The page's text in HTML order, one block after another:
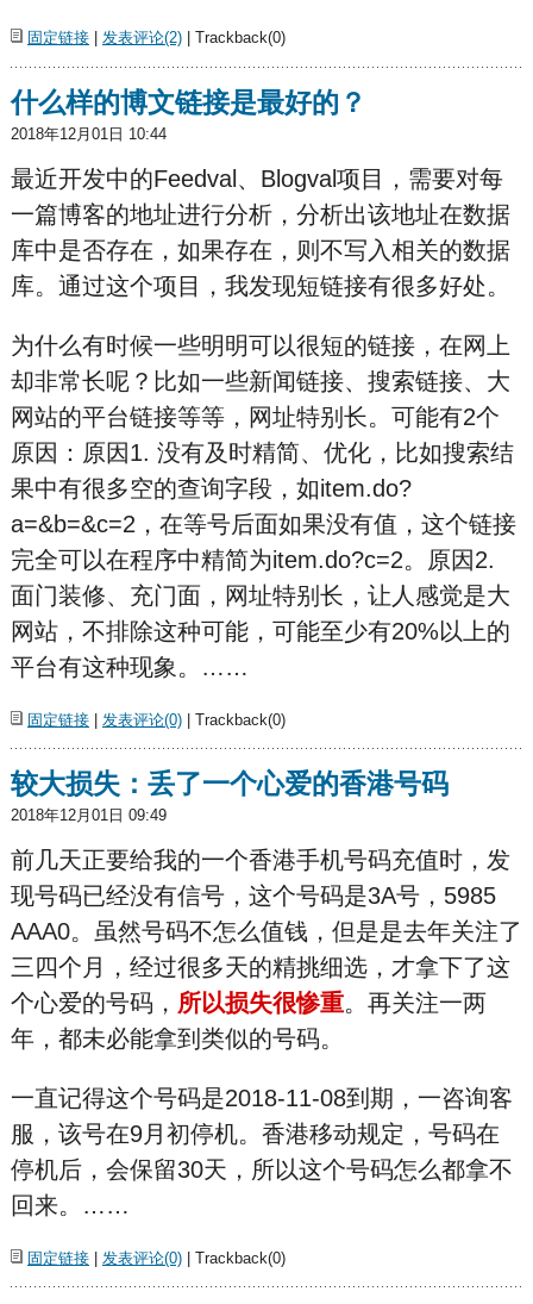
固定链接| 发表评论(2)| Trackback(0)
什么样的博文链接是最好的？
2018年12月01日 10:44
最近开发中的Feedval、Blogval项目，需要对每
一篇博客的地址进行分析，分析出该地址在数据
库中是否存在，如果存在，则不写入相关的数据
库。通过这个项目，我发现短链接有很多好处。
为什么有时候一些明明可以很短的链接，在网上
却非常长呢？比如一些新闻链接、搜索链接、大
网站的平台链接等等，网址特别长。可能有2个
原因：原因1. 没有及时精简、优化，比如搜索结
果中有很多空的查询字段，如item.do?
a=&b=&c=2，在等号后面如果没有值，这个链接
完全可以在程序中精简为item.do?c=2。原因2.
面门装修、充门面，网址特别长，让人感觉是大
网站，不排除这种可能，可能至少有20%以上的
平台有这种现象。……
固定链接| 发表评论(0)| Trackback(0)
较大损失：丢了一个心爱的香港号码
2018年12月01日 09:49
前几天正要给我的一个香港手机号码充值时，发
现号码已经没有信号，这个号码是3A号，5985
AAA0。虽然号码不怎么值钱，但是是去年关注了
三四个月，经过很多天的精挑细选，才拿下了这
个心爱的号码， 所以损失很惨重。再关注一两
年，都未必能拿到类似的号码。
一直记得这个号码是2018-11-08到期，一咨询客
服，该号在9月初停机。香港移动规定，号码在
停机后，会保留30天，所以这个号码怎么都拿不
回来。……
固定链接| 发表评论(0)| Trackback(0)